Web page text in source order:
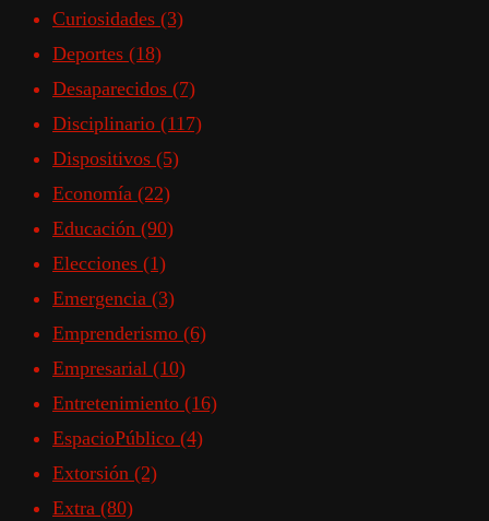
Curiosidades (3)
Deportes (18)
Desaparecidos (7)
Disciplinario (117)
Dispositivos (5)
Economía (22)
Educación (90)
Elecciones (1)
Emergencia (3)
Emprenderismo (6)
Empresarial (10)
Entretenimiento (16)
EspacioPúblico (4)
Extorsión (2)
Extra (80)